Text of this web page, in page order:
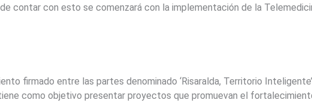
contar con esto se comenzará con la implementación de la
firmado entre las partes denominado ‘Risaralda, Territorio
como objetivo presentar proyectos que promuevan el